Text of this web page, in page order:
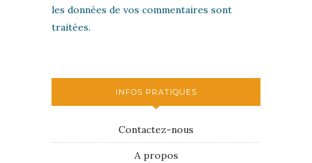
les données de vos commentaires sont
traitées.
INFOS PRATIQUES
Contactez-nous
A propos